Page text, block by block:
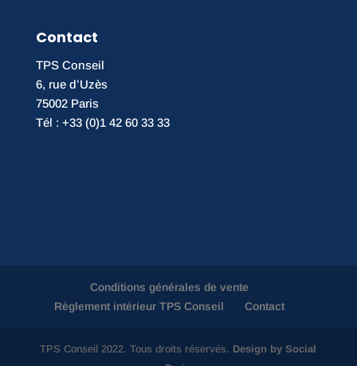
Contact
TPS Conseil
6, rue d’Uzès
75002 Paris
Tél : +33 (0)1 42 60 33 33
Conditions générales de vente
Règlement intérieur TPS Conseil
Contact
TPS Conseil 2022. Tous droits réservés. Design by Social